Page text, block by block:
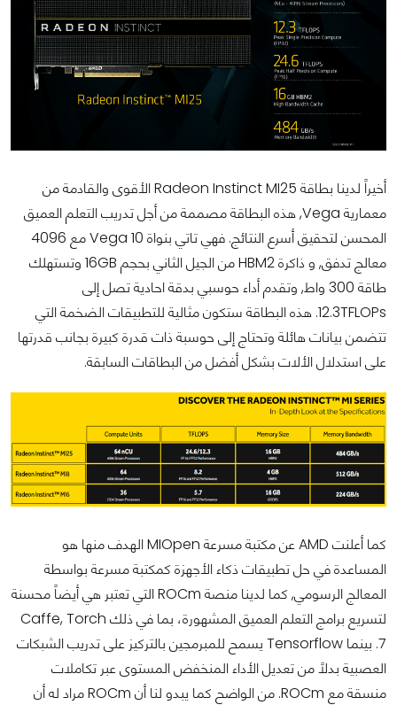
أخيراً لدينا بطاقة Radeon Instinct MI25 الأقوى والقادمة من
معمارية Vega, هذه البطاقة مصممة من أجل تدريب التعلم العميق
المحسن لتحقيق أسرع النتائج. فهي تاتي بنواة Vega 10 مع 4096
معالج تدفق, و ذاكرة HBM2 من الجيل الثاني بحجم 16GB وتستهلك
طاقة 300 واط, وتقدم أداء حوسبي بدقة احادية تصل إلى
12.3TFLOPs. هذه البطاقة ستكون مثالية للتطبيقات الضخمة التي
تتضمن بيانات هائلة وتحتاج إلى حوسبة ذات قدرة كبيرة بجانب قدرتها
على استدلال الألات بشكل أفضل من البطاقات السابقة.
كما أعلنت AMD عن مكتبة مسرعة MIOpen الهدف منها هو
المساعدة في حل تطبيقات ذكاء الأجهزة كمكتبة مسرعة بواسطة
المعالج الرسومي, كما لدينا منصة ROCm التي تعتبر هي أيضاً محسنة
لتسريع برامج التعلم العميق المشهورة، بما في ذلك Caffe, Torch
7. بينما Tensorflow يسمح للمبرمجين بالتركيز على تدريب الشبكات
العصبية بدلاً من تعديل الأداء المنخفض المستوى عبر تكاملات
منسقة مع ROCm. من الواضح كما يبدو لنا أن ROCm مراد له أن